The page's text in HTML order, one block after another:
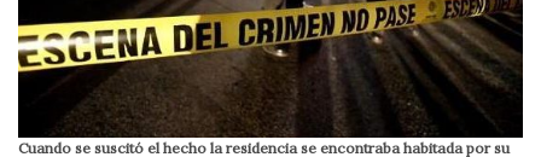
Cuando se suscitó el hecho la residencia se encontraba habitada por su